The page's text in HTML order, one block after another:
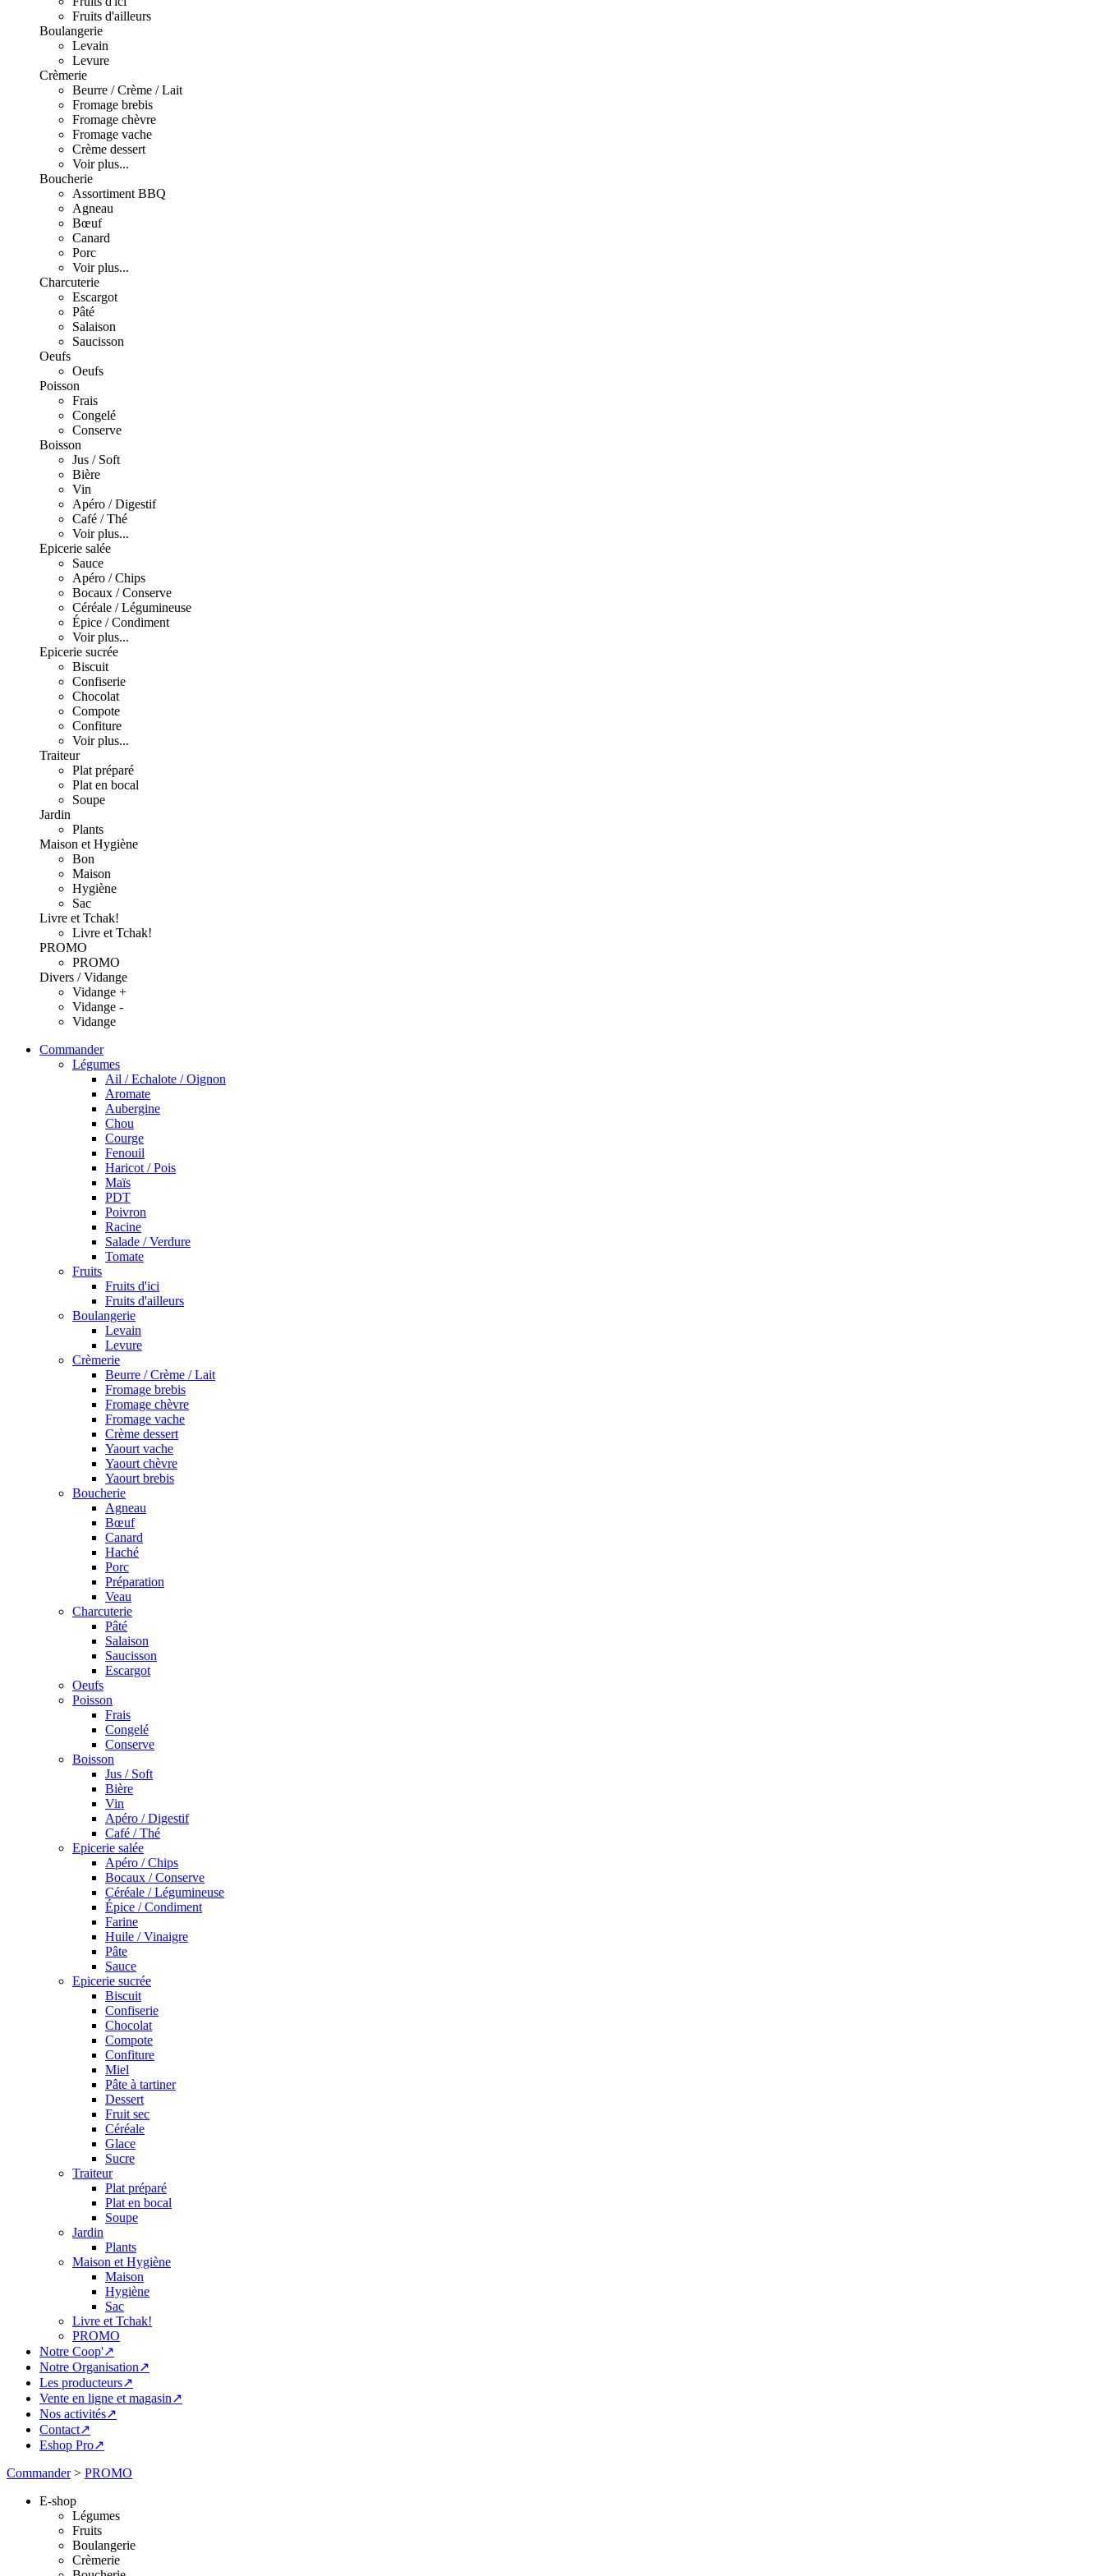
Fruits d'ailleurs
Boulangerie
Levain
Levure
Crèmerie
Beurre / Crème / Lait
Fromage brebis
Fromage chèvre
Fromage vache
Crème dessert
Voir plus...
Boucherie
Assortiment BBQ
Agneau
Bœuf
Canard
Porc
Voir plus...
Charcuterie
Escargot
Pâté
Salaison
Saucisson
Oeufs
Oeufs
Poisson
Frais
Congelé
Conserve
Boisson
Jus / Soft
Bière
Vin
Apéro / Digestif
Café / Thé
Voir plus...
Epicerie salée
Sauce
Apéro / Chips
Bocaux / Conserve
Céréale / Légumineuse
Épice / Condiment
Voir plus...
Epicerie sucrée
Biscuit
Confiserie
Chocolat
Compote
Confiture
Voir plus...
Traiteur
Plat préparé
Plat en bocal
Soupe
Jardin
Plants
Maison et Hygiène
Bon
Maison
Hygiène
Sac
Livre et Tchak!
Livre et Tchak!
PROMO
PROMO
Divers / Vidange
Vidange +
Vidange -
Vidange
Commander
Légumes
Ail / Echalote / Oignon
Aromate
Aubergine
Chou
Courge
Fenouil
Haricot / Pois
Maïs
PDT
Poivron
Racine
Salade / Verdure
Tomate
Fruits
Fruits d'ici
Fruits d'ailleurs
Boulangerie
Levain
Levure
Crèmerie
Beurre / Crème / Lait
Fromage brebis
Fromage chèvre
Fromage vache
Crème dessert
Yaourt vache
Yaourt chèvre
Yaourt brebis
Boucherie
Agneau
Bœuf
Canard
Haché
Porc
Préparation
Veau
Charcuterie
Pâté
Salaison
Saucisson
Escargot
Oeufs
Poisson
Frais
Congelé
Conserve
Boisson
Jus / Soft
Bière
Vin
Apéro / Digestif
Café / Thé
Epicerie salée
Apéro / Chips
Bocaux / Conserve
Céréale / Légumineuse
Épice / Condiment
Farine
Huile / Vinaigre
Pâte
Sauce
Epicerie sucrée
Biscuit
Confiserie
Chocolat
Compote
Confiture
Miel
Pâte à tartiner
Dessert
Fruit sec
Céréale
Glace
Sucre
Traiteur
Plat préparé
Plat en bocal
Soupe
Jardin
Plants
Maison et Hygiène
Maison
Hygiène
Sac
Livre et Tchak!
PROMO
Notre Coop'↗
Notre Organisation↗
Les producteurs↗
Vente en ligne et magasin↗
Nos activités↗
Contact↗
Eshop Pro↗
Commander> PROMO
E-shop
Légumes
Fruits
Boulangerie
Crèmerie